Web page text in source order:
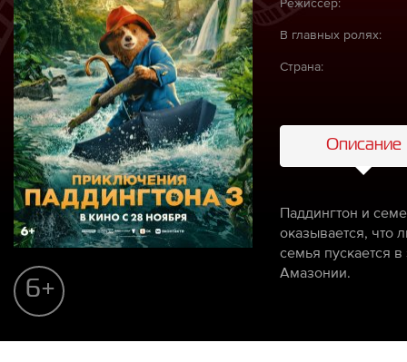
6+
В главных ролях:
Страна:
Описание
Паддингтон и
оказывается, что
семья пускается
Амазонии.